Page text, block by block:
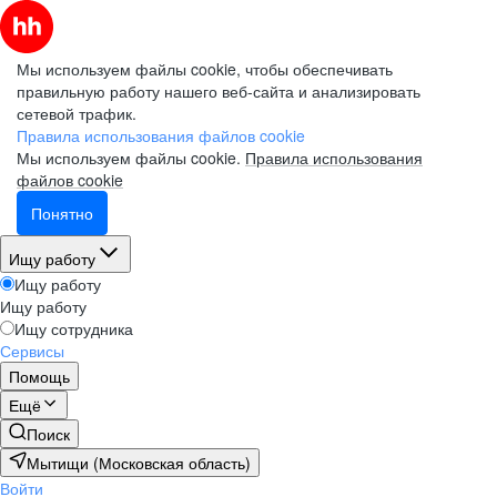
Мы используем файлы cookie, чтобы обеспечивать
правильную работу нашего веб-сайта и анализировать
сетевой трафик.
Правила использования файлов cookie
Мы используем файлы cookie. Правила использования
файлов cookie
Понятно
Ищу работу
Ищу работу
Ищу работу
Ищу сотрудника
Сервисы
Помощь
Ещё
Поиск
Мытищи (Московская область)
Войти